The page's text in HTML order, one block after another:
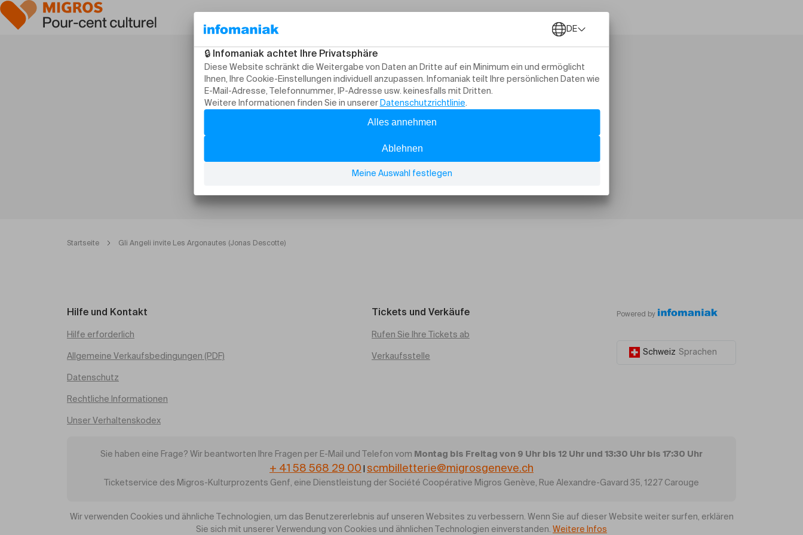
Startseite Gli Angeli invite Les Argonautes (Jonas Descotte)
Hilfe und Kontakt
Hilfe erforderlich
Allgemeine Verkaufsbedingungen (PDF)
Datenschutz
Rechtliche Informationen
Unser Verhaltenskodex
Tickets und Verkäufe
Rufen Sie Ihre Tickets ab
Verkaufsstelle
Powered by
Schweiz Sprachen
Sie haben eine Frage? Wir beantworten Ihre Fragen per E-Mail und Telefon vom Montag bis Freitag von 9 Uhr bis 12 Uhr und 13:30 Uhr bis 17:30 Uhr
+ 41 58 568 29 00 scmbilletterie@migrosgeneve.ch
Ticketservice des Migros-Kulturprozents Genf, eine Dienstleistung der Société Coopérative Migros Genève, Rue Alexandre-Gavard 35, 1227 Carouge
Wir verwenden Cookies und ähnliche Technologien, um das Benutzererlebnis auf unseren Websites zu verbessern. Wenn Sie auf dieser Website weiter surfen, erklären
Sie sich mit unserer Verwendung von Cookies und ähnlichen Technologien einverstanden. Weitere Infos